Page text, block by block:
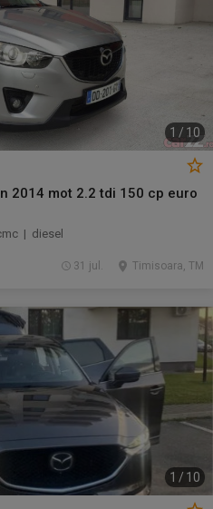
1 / 10
2014 mot 2.2 tdi 150 cp euro
| diesel
Timisoara, TM
31 jul.
1 / 10